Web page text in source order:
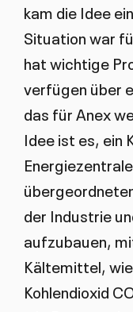
kam die Idee
Situation war
hat wichtige
verfügen über
das für Anex
Idee ist es, ein
der Industrie
aufzubauen,
Kältemittel,
Kohlendioxid